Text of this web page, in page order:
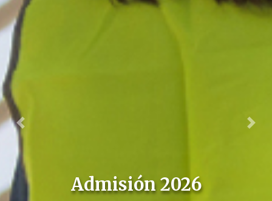
Admisión 2026
Previous Next